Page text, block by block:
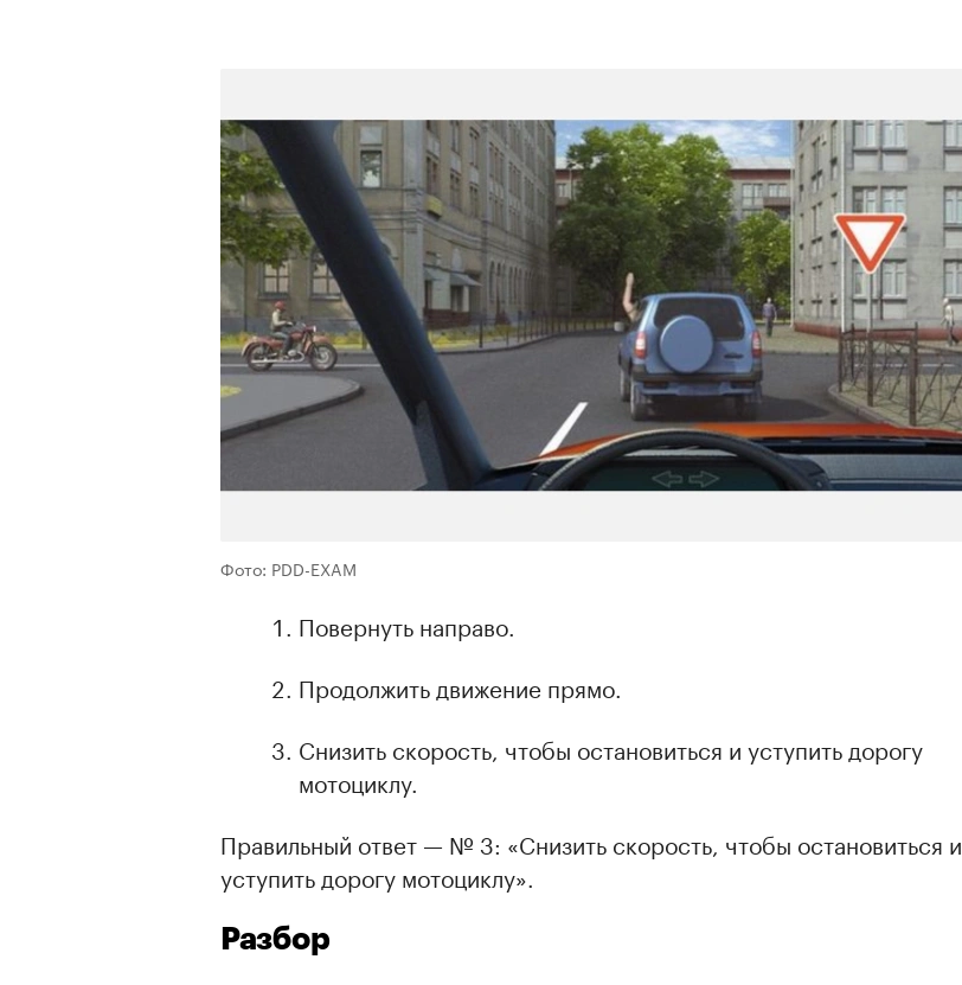
Фото: PDD-EXAM
Повернуть направо.
Продолжить движение прямо.
Снизить скорость, чтобы остановиться и уступить дорогу
мотоциклу.
Правильный ответ — № 3: «Снизить скорость, чтобы остановиться и
уступить дорогу мотоциклу».
Разбор